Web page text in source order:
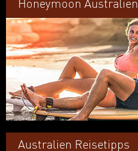
Honeymoon Australien
Australien Reisetipps